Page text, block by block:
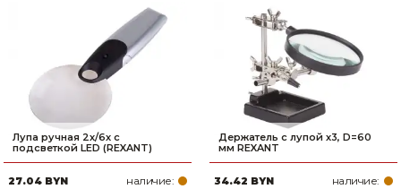
Лупа ручная 2х/6х с
подсветкой LED (REXANT)
27.04 BYN наличие:
Держатель с лупой х3, D=60
мм REXANT
34.42 BYN наличие: